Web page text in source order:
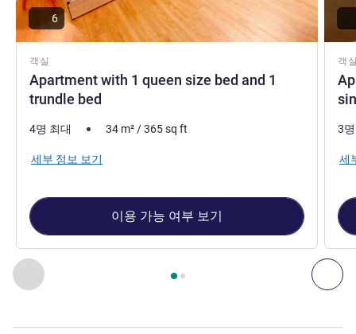
이전 - 객실 다
2/ 페이지 , 객실 1 : Apartment with 1 queen size bed and 1
객실
Apartment with 1 queen size bed and 1
trundle bed
6
4명 최대 34 m²/365sq ft
세부 정보 보기
이용 가능 여부 보기
객
3
세